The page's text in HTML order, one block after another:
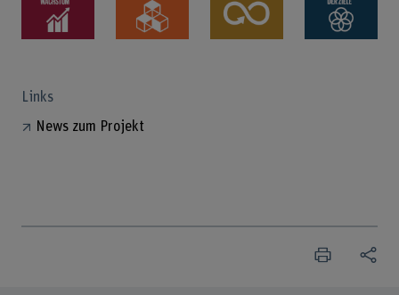
Links
News zum Projekt